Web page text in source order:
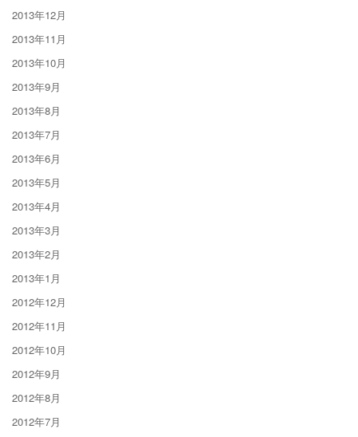
2013年12月
2013年11月
2013年10月
2013年9月
2013年8月
2013年7月
2013年6月
2013年5月
2013年4月
2013年3月
2013年2月
2013年1月
2012年12月
2012年11月
2012年10月
2012年9月
2012年8月
2012年7月